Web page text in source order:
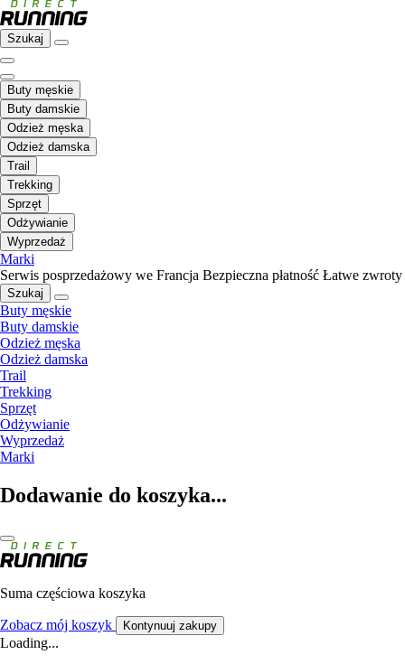
Szukaj
Buty męskie
Buty damskie
Odzież męska
Odzież damska
Trail
Trekking
Sprzęt
Odżywianie
Wyprzedaż
Marki
Serwis posprzedażowy we Francja Bezpieczna płatność Łatwe zwroty
Szukaj
Buty męskie
Buty damskie
Odzież męska
Odzież damska
Trail
Trekking
Sprzęt
Odżywianie
Wyprzedaż
Marki
Dodawanie do koszyka...
Suma częściowa koszyka
Zobacz mój koszyk Kontynuuj zakupy
Loading...